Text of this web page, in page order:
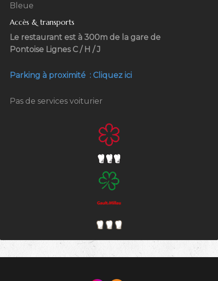
Bleue
Accès & transports
Le restaurant est à 300m de la gare de
Pontoise Lignes C / H / J
Parking à proximité : Cliquez ici
Pas de services voiturier